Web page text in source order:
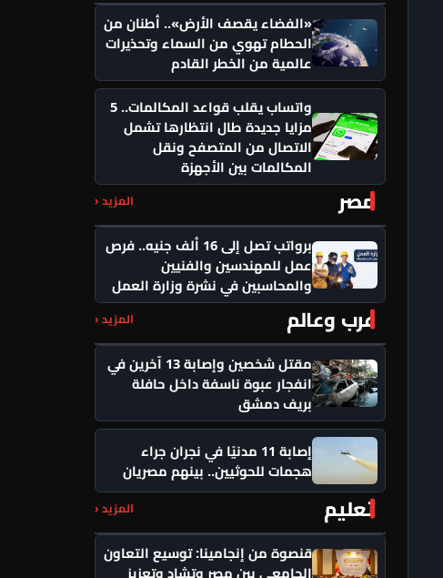
«الفضاء يقصف الأرض».. أطنان من
الحطام تهوي من السماء وتحذيرات
عالمية من الخطر القادم
واتساب يقلب قواعد المكالمات.. 5
مزايا جديدة طال انتظارها تشمل
الاتصال من المتصفح ونقل
المكالمات بين الأجهزة
مصر المزيد ‹
برواتب تصل إلى 16 ألف جنيه.. فرص
عمل للمهندسين والفنيين
والمحاسبين في نشرة وزارة العمل
عرب وعالم المزيد ‹
مقتل شخصين وإصابة 13 آخرين في
انفجار عبوة ناسفة داخل حافلة
بريف دمشق
إصابة 11 مدنيًا في نجران جراء
هجمات للحوثيين.. بينهم مصريان
تعليم المزيد ‹
قنصوة من إنجامينا: توسيع التعاون
الجامعي بين مصر وتشاد وتعزيز